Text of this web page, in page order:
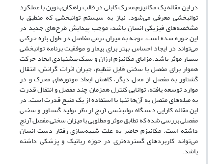
در این مقاله یک مکانیزم محرک کابلی در قالب راهکاری نوین با عملکرد
توانبخشی معرفی می‌شود. نیاز به سیستم توانبخشی که منطبق با
مشخصه‌های فیزیکی انسان باشد، موجب پیدایش طرح‌های جدید در
این حوزه شده است. توجه به میزان نرمی مفاصل در طول بازه حرکتی
می‌تواند در ایجاد احساس بهتر برای بیمار و موفقیت برنامه توانبخشی
بسیار موثر باشد. مزایای مکانیزم ارزان و سبک پیشنهادی ایجاد حرکت
هموار برای مفصل با سختی قابل تنظیم، جبران اثرات گرانش، انتقال
گشتاور به مفصل از محل دیگر، کاهش ابعاد موتورهای محرک و در
موارد توسعه یافته، توانایی کنترل همزمان چند مفصل و انتقال قدرت
به میله‌های متصل به آن‌ها تنها با استفاده از یک منبع قدرت است. در
این مقاله کارایی دستگاه توانبخشی آرنج از نظر تولید گشتاور و سختی
مفصلی بررسی شده که تطابق موثر و مطلوبی با میزان سختی مفصل آرنج
داشته است. مکانیزم حاضر به علت شبیه‌سازی رفتار دست انسان
می‌تواند کاربردهای گسترده‌تری در حوزه رباتیک و پزشکی داشته
باشد.